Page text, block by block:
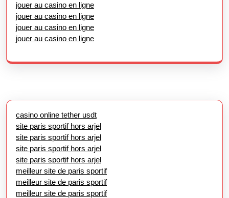
jouer au casino en ligne
jouer au casino en ligne
jouer au casino en ligne
jouer au casino en ligne
casino online tether usdt
site paris sportif hors arjel
site paris sportif hors arjel
site paris sportif hors arjel
site paris sportif hors arjel
meilleur site de paris sportif
meilleur site de paris sportif
meilleur site de paris sportif